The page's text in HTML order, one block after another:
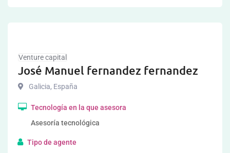
Venture capital
José Manuel fernandez fernandez
Galicia, España
Tecnología en la que asesora
Asesoría tecnológica
Tipo de agente